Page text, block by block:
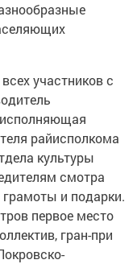
участников с
райисполкома
культуры
смотра
и подарки.
первое место
гран-при